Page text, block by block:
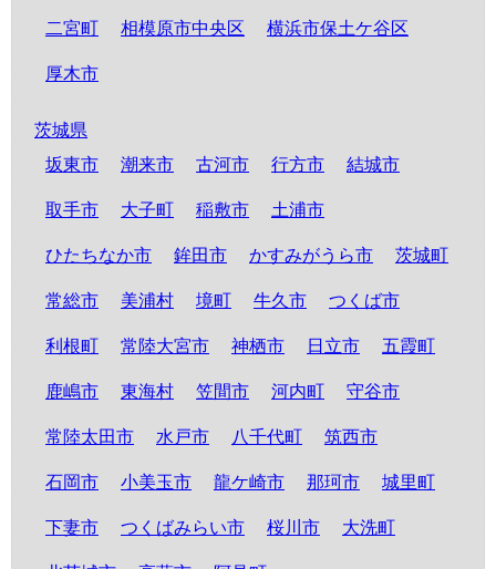
二宮町 相模原市中央区 横浜市保土ケ谷区
厚木市
茨城県
坂東市
潮来市 古河市 行方市 結城市
取手市 大子町 稲敷市 土浦市
ひたちなか市 鉾田市 かすみがうら市 茨城町
常総市 美浦村 境町 牛久市 つくば市
利根町 常陸大宮市 神栖市 日立市 五霞町
鹿嶋市 東海村 笠間市 河内町 守谷市
常陸太田市 水戸市 八千代町 筑西市
石岡市 小美玉市 龍ケ崎市 那珂市 城里町
下妻市 つくばみらい市 桜川市 大洗町